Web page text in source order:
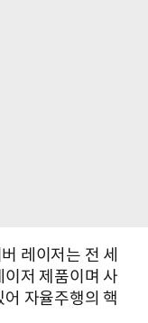
레이저는 전 세
저 제품이며 사
자율주행의 핵